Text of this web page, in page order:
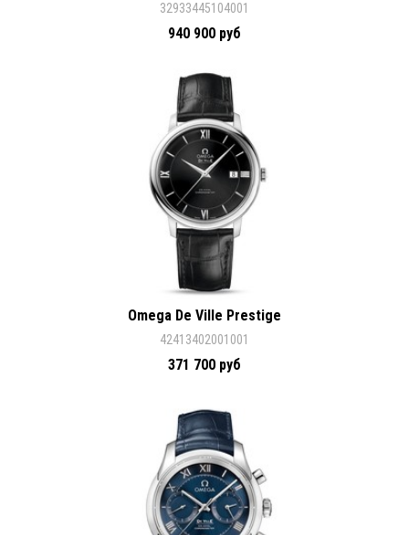
32933445104001
940 900 руб
Omega De Ville Prestige
42413402001001
371 700 руб